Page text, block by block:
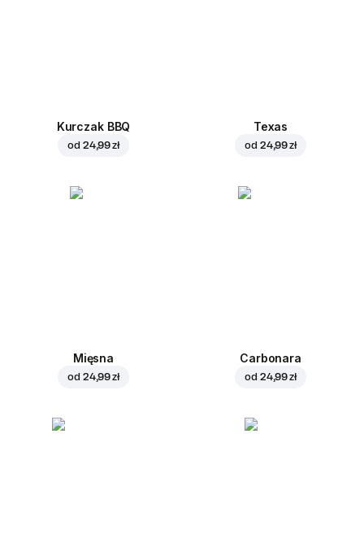
Kurczak BBQ
od 24,99 zł
Texas
od 24,99 zł
Mięsna
od 24,99 zł
Carbonara
od 24,99 zł